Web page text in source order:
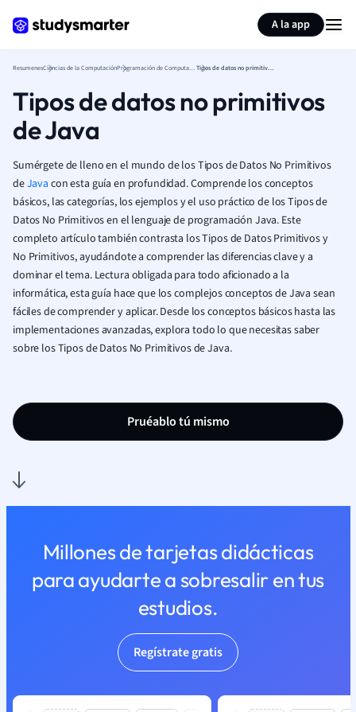
A la app
ResumenesCiencias de la Computación Programación de Computadoras Tipos de datos no primitivos de Java
Tipos de datos no primitivos
de Java
Sumérgete de lleno en el mundo de los Tipos de Datos No Primitivos
deJava con esta guía en profundidad. Comprende los conceptos
básicos, las categorías, los ejemplos y el uso práctico de los Tipos de
Datos No Primitivos en el lenguaje de programación Java. Este
completo artículo también contrasta los Tipos de Datos Primitivos y
No Primitivos, ayudándote a comprender las diferencias clave y a
dominar el tema. Lectura obligada para todo aficionado a la
informática, esta guía hace que los complejos conceptos de Java sean
fáciles de comprender y aplicar. Desde los conceptos básicos hasta las
implementaciones avanzadas, explora todo lo que necesitas saber
sobre los Tipos de Datos No Primitivos de Java.
Pruéablo tú mismo
Millones de tarjetas didácticas
para ayudarte a sobresalir en tus
estudios.
Regístrate gratis
Resumir página